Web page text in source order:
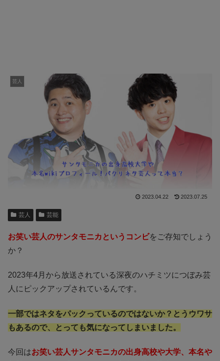
芸人
2023.04.22 2023.07.25
芸人 芸能
お笑い芸人のサンタモニカというコンビをご存知でしょう
か？
2023年4月から放送されている深夜のハチミツにつぼみ芸
人にピックアップされているんです。
一部ではネタをパックっているのではないか？とうウワサ
もあるので、とっても気になってしまいました。
今回はお笑い芸人サンタモニカの出身高校や大学、本名や